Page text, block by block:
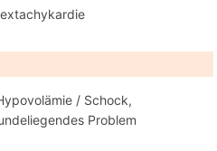
/ Schock,
Problem